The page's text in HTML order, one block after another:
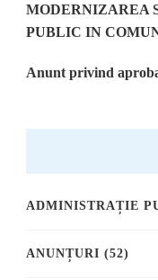
MODERNIZAREA
PUBLIC IN
Anunt privind
ADMINISTRAȚIE
ANUNȚURI (52)